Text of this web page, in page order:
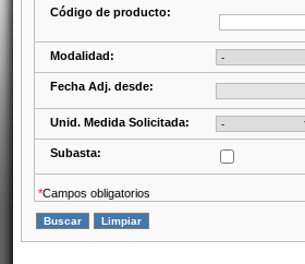
Código de producto:
Modalidad:
Fecha Adj. desde:
Unid. Medida Solicitada:
Subasta:
*Campos obligatorios